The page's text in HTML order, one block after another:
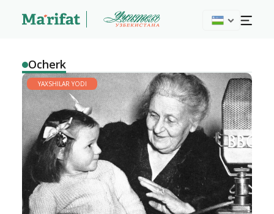
Ocherk
YAXSHILAR YODI